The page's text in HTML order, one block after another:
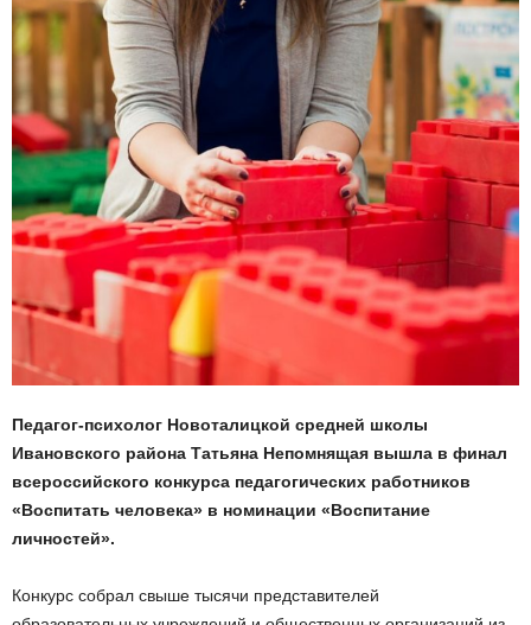
Педагог-психолог Новоталицкой средней школы
Ивановского района Татьяна Непомнящая вышла в финал
всероссийского конкурса педагогических работников
«Воспитать человека» в номинации «Воспитание
личностей».
Конкурс собрал свыше тысячи представителей